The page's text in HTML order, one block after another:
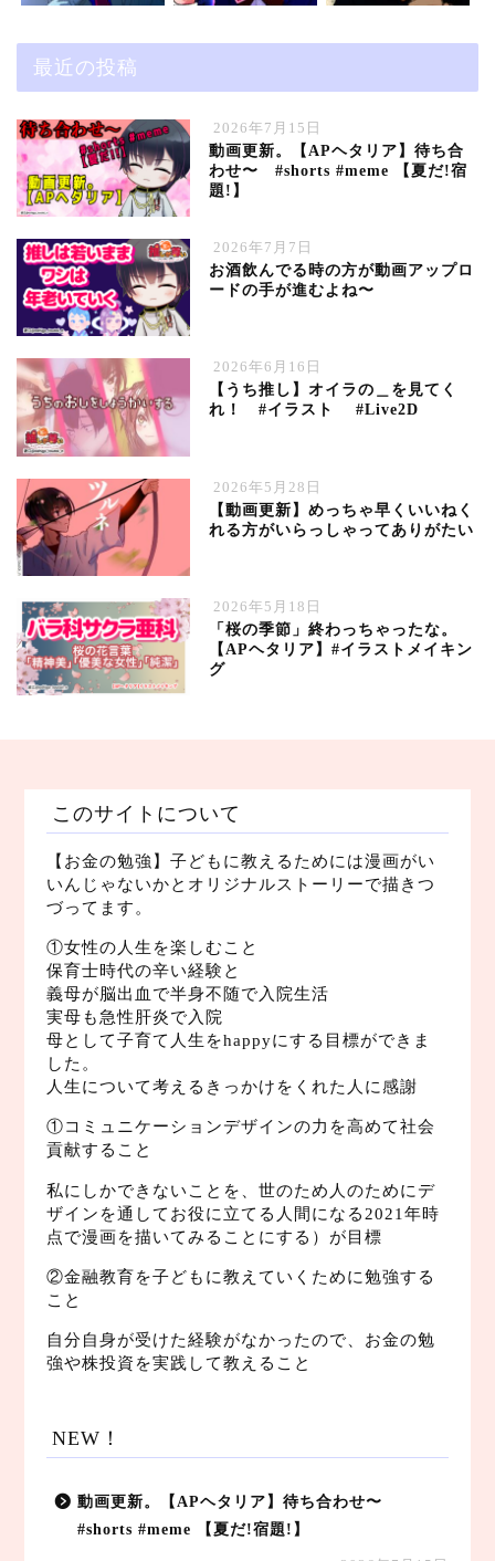
最近の投稿
2026年7月15日
動画更新。【APヘタリア】待ち合
わせ〜 #shorts #meme 【夏だ!宿
題!】
2026年7月7日
お酒飲んでる時の方が動画アップロ
ードの手が進むよね〜
2026年6月16日
【うち推し】オイラの＿を見てく
れ！ #イラスト #Live2D
2026年5月28日
【動画更新】めっちゃ早くいいねく
れる方がいらっしゃってありがたい
2026年5月18日
「桜の季節」終わっちゃったな。
【APヘタリア】#イラストメイキン
グ
このサイトについて
【お金の勉強】子どもに教えるためには漫画がい
いんじゃないかとオリジナルストーリーで描きつ
づってます。
①女性の人生を楽しむこと
保育士時代の辛い経験と
義母が脳出血で半身不随で入院生活
実母も急性肝炎で入院
母として子育て人生をhappyにする目標ができま
した。
人生について考えるきっかけをくれた人に感謝
①コミュニケーションデザインの力を高めて社会
貢献すること
私にしかできないことを、世のため人のためにデ
ザインを通してお役に立てる人間になる2021年時
点で漫画を描いてみることにする）が目標
②金融教育を子どもに教えていくために勉強する
こと
自分自身が受けた経験がなかったので、お金の勉
強や株投資を実践して教えること
NEW！
動画更新。【APヘタリア】待ち合わせ〜
#shorts #meme 【夏だ!宿題!】